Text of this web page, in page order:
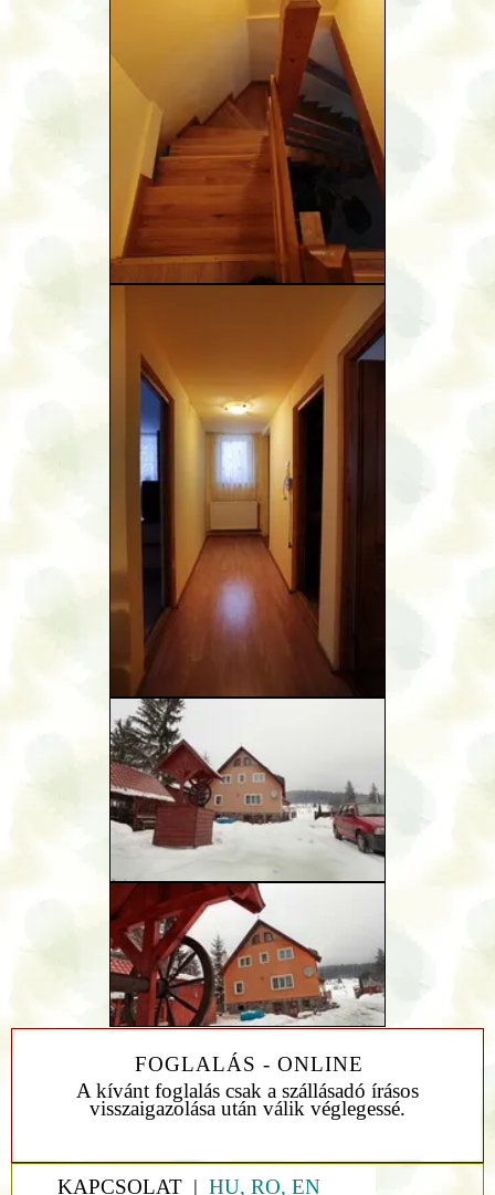
FOGLALÁS - ONLINE
A kívánt foglalás csak a szállásadó írásos
visszaigazolása után válik véglegessé.
KAPCSOLAT | HU, RO, EN